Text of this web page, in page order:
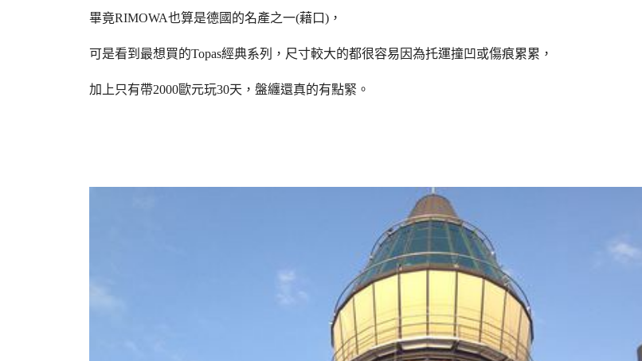
畢竟RIMOWA也算是德國的名產之一(藉口)，
可是看到最想買的Topas經典系列，尺寸較大的都很容易因為托運撞凹或傷痕累累，
加上只有帶2000歐元玩30天，盤纏還真的有點緊。